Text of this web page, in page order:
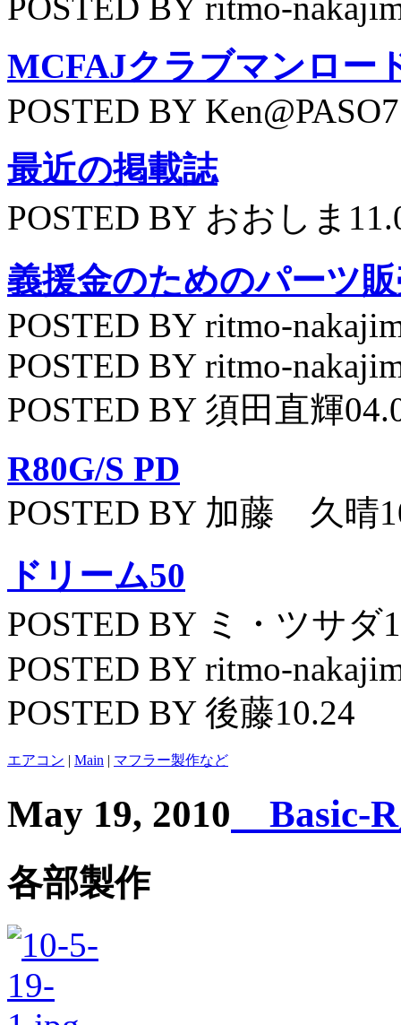
POSTED BY ritmo-
MCFAJクラブマンロー
POSTED BY
最近の掲載誌
POSTED BY おおしま
義援金のためのパーツ
POSTED BY ritmo-
POSTED BY ritmo-
POSTED BY 須田直輝
R80G/S PD
POSTED BY 加藤 久晴
ドリーム50
POSTED BY ミ・ツサダ
POSTED BY ritmo-
POSTED BY 後藤10.24
エアコン | Main | マフラー製作など
May 19, 2010 Basic-
各部製作